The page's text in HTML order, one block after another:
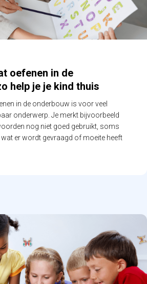
oefenen in de
help je je kind thuis
in de onderbouw is voor veel
onderwerp. Je merkt bijvoorbeeld
nog niet goed gebruikt, soms
er wordt gevraagd of moeite heeft